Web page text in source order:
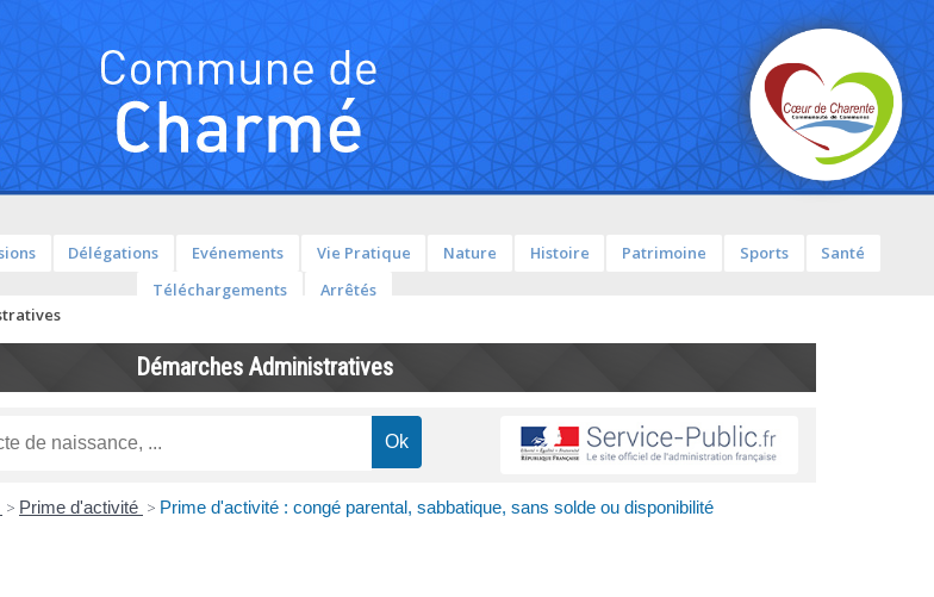
Délégations Evénements Vie Pratique Nature Histoire Patrimoine Sports
Santé
Téléchargements
Arrêtés
Démarches Administratives
> Prime d'activité > Prime d'activité : congé parental, sabbatique, sans solde ou disponibilité